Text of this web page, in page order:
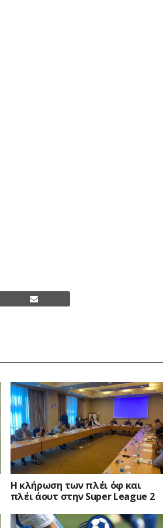
Η κλήρωση των πλέι όφ και
πλέι άουτ στην Super League 2